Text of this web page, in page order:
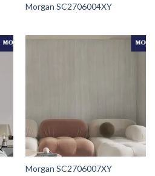
Morgan SC2706004XY
Morgan SC2706007XY